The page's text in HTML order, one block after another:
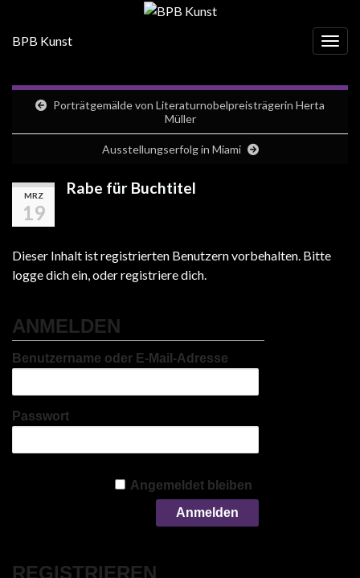
BPB Kunst
Porträtgemälde von Literaturnobelpreisträgerin Herta
Müller
Ausstellungserfolg in Miami
MRZ
19
Rabe für Buchtitel
Dieser Inhalt ist registrierten Benutzern vorbehalten. Bitte
logge dich ein, oder registriere dich.
ANMELDEN
Benutzername oder E-Mail-Adresse
Passwort
Angemeldet bleiben
REGISTRIEREN